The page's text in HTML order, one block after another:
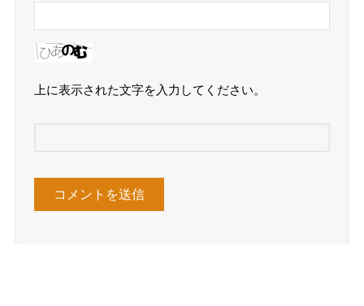
上に表示された文字を入力してください。